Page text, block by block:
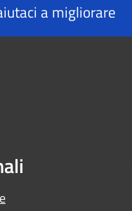
a migliorare